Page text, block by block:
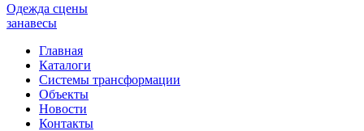
Одежда сцены
занавесы
Главная
Каталоги
Системы трансформации
Объекты
Новости
Контакты